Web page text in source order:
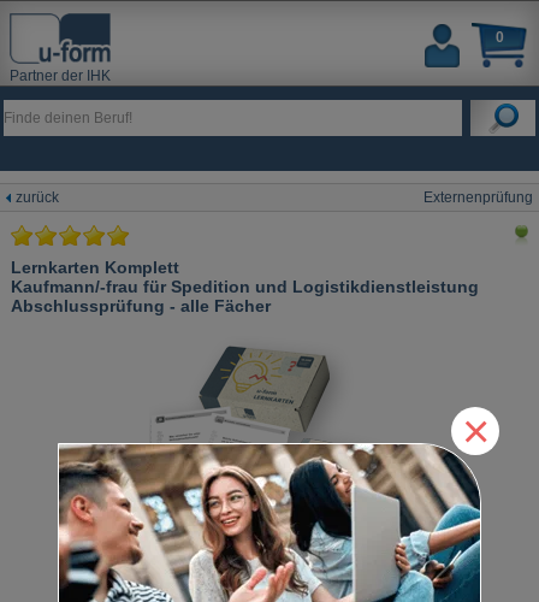
Partner der IHK
0
zurück Externenprüfung
Lernkarten Komplett
Kaufmann/-frau für Spedition und Logistikdienstleistung
Abschlussprüfung - alle Fächer
×